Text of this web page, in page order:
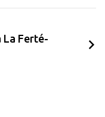
La Ferté-